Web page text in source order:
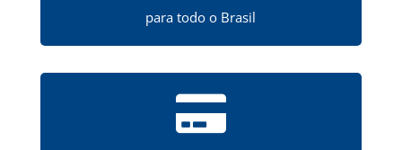
para todo o Brasil
